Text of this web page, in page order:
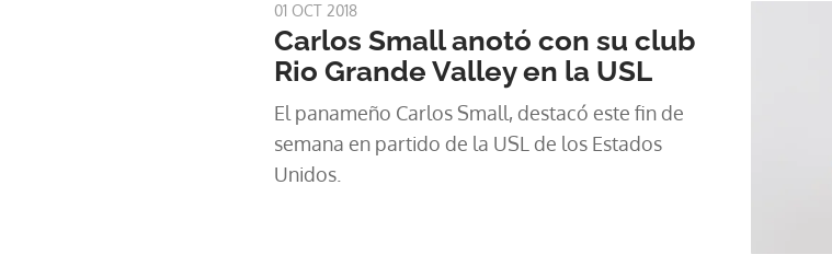
01 OCT 2018
Carlos Small anotó con su club
Rio Grande Valley en la USL
El panameño Carlos Small, destacó este fin de
semana en partido de la USL de los Estados
Unidos.